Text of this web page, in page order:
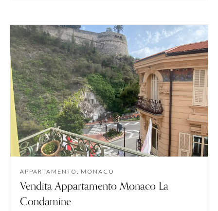
APPARTAMENTO, MONACO
Vendita Appartamento Monaco La
Condamine